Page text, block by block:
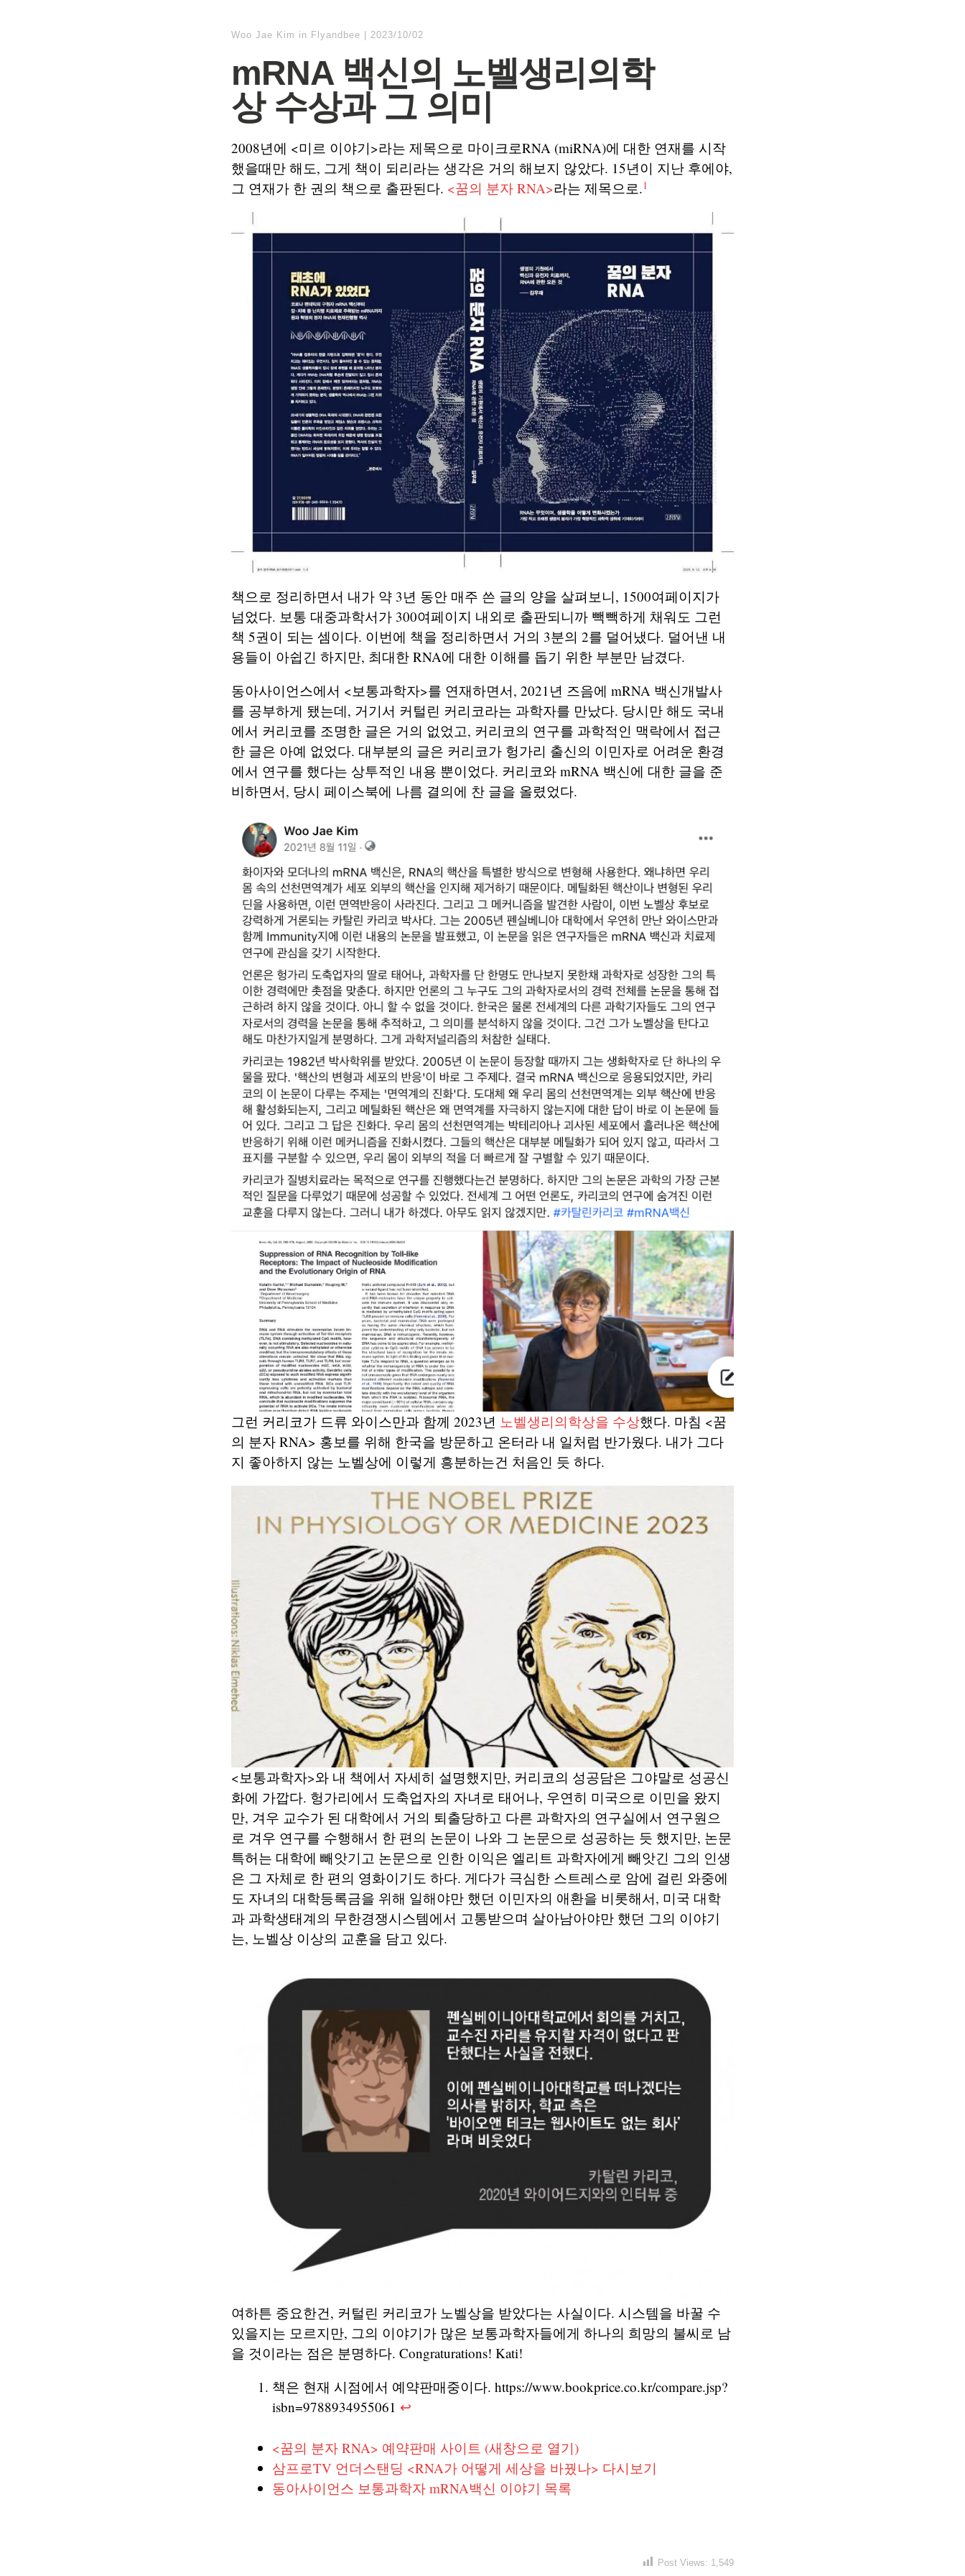
Woo Jae Kim in Flyandbee 2023/10/02
mRNA 백신의 노벨생리의학
상 수상과 그 의미
2008년에 <미르 이야기>라는 제목으로 마이크로RNA (miRNA)에 대한 연재를 시작
했을때만 해도, 그게 책이 되리라는 생각은 거의 해보지 않았다. 15년이 지난 후에야,
그 연재가 한 권의 책으로 출판된다. <꿈의 분자 RNA>라는 제목으로.1
책으로 정리하면서 내가 약 3년 동안 매주 쓴 글의 양을 살펴보니, 1500여페이지가
넘었다. 보통 대중과학서가 300여페이지 내외로 출판되니까 빽빽하게 채워도 그런
책 5권이 되는 셈이다. 이번에 책을 정리하면서 거의 3분의 2를 덜어냈다. 덜어낸 내
용들이 아쉽긴 하지만, 최대한 RNA에 대한 이해를 돕기 위한 부분만 남겼다.
동아사이언스에서 <보통과학자>를 연재하면서, 2021년 즈음에 mRNA 백신개발사
를 공부하게 됐는데, 거기서 커털린 커리코라는 과학자를 만났다. 당시만 해도 국내
에서 커리코를 조명한 글은 거의 없었고, 커리코의 연구를 과학적인 맥락에서 접근
한 글은 아예 없었다. 대부분의 글은 커리코가 헝가리 출신의 이민자로 어려운 환경
에서 연구를 했다는 상투적인 내용 뿐이었다. 커리코와 mRNA 백신에 대한 글을 준
비하면서, 당시 페이스북에 나름 결의에 찬 글을 올렸었다.
그런 커리코가 드류 와이스만과 함께 2023년 노벨생리의학상을 수상했다. 마침 <꿈
의 분자 RNA> 홍보를 위해 한국을 방문하고 온터라 내 일처럼 반가웠다. 내가 그다
지 좋아하지 않는 노벨상에 이렇게 흥분하는건 처음인 듯 하다.
<보통과학자>와 내 책에서 자세히 설명했지만, 커리코의 성공담은 그야말로 성공신
화에 가깝다. 헝가리에서 도축업자의 자녀로 태어나, 우연히 미국으로 이민을 왔지
만, 겨우 교수가 된 대학에서 거의 퇴출당하고 다른 과학자의 연구실에서 연구원으
로 겨우 연구를 수행해서 한 편의 논문이 나와 그 논문으로 성공하는 듯 했지만, 논문
특허는 대학에 빼앗기고 논문으로 인한 이익은 엘리트 과학자에게 빼앗긴 그의 인생
은 그 자체로 한 편의 영화이기도 하다. 게다가 극심한 스트레스로 암에 걸린 와중에
도 자녀의 대학등록금을 위해 일해야만 했던 이민자의 애환을 비롯해서, 미국 대학
과 과학생태계의 무한경쟁시스템에서 고통받으며 살아남아야만 했던 그의 이야기
는, 노벨상 이상의 교훈을 담고 있다.
여하튼 중요한건, 커털린 커리코가 노벨상을 받았다는 사실이다. 시스템을 바꿀 수
있을지는 모르지만, 그의 이야기가 많은 보통과학자들에게 하나의 희망의 불씨로 남
을 것이라는 점은 분명하다. Congraturations! Kati!
책은 현재 시점에서 예약판매중이다. https://www.bookprice.co.kr/compare.jsp?
isbn=9788934955061 ↩︎
<꿈의 분자 RNA> 예약판매 사이트 (새창으로 열기)
삼프로TV 언더스탠딩 <RNA가 어떻게 세상을 바꿨나> 다시보기
동아사이언스 보통과학자 mRNA백신 이야기 목록
Post Views: 1,549